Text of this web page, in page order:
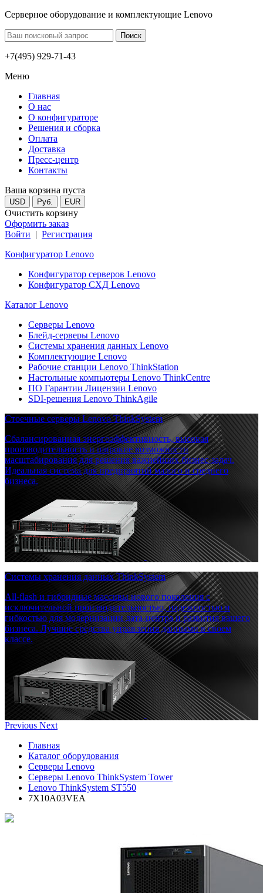
Серверное оборудование и комплектующие Lenovo
+7(495) 929-71-43
Меню
Главная
О нас
О конфигураторе
Решения и сборка
Оплата
Доставка
Пресс-центр
Контакты
Ваша корзина пуста
USD Руб. EUR
Очистить корзину
Оформить заказ
Войти | Регистрация
Конфигуратор Lenovo
Конфигуратор серверов Lenovo
Конфигуратор СХД Lenovo
Каталог Lenovo
Серверы Lenovo
Блейд-серверы Lenovo
Системы хранения данных Lenovo
Комплектующие Lenovo
Рабочие станции Lenovo ThinkStation
Настольные компьютеры Lenovo ThinkCentre
ПО Гарантии Лицензии Lenovo
SDI-решения Lenovo ThinkAgile
Стоечные серверы Lenovo ThinkSystem
Сбалансированная энергоэффективность, высокая
производительность и широкие возможности
масштабирования для решения важнейших бизнес-задач.
Идеальная система для предприятий малого и среднего
бизнеса.
Системы хранения данных ThinkSystem
All-flash и гибридные массивы нового поколения с
исключительной производительностью, надежностью и
гибкостью для модернизации дата-центра и развития вашего
бизнеса. Лучшие средства управления данными в своем
классе.
Previous Next
Главная
Каталог оборудования
Серверы Lenovo
Серверы Lenovo ThinkSystem Tower
Lenovo ThinkSystem ST550
7X10A03VEA